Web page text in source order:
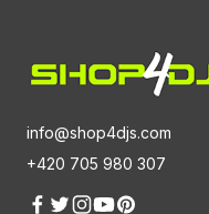
info@shop4djs.com
+420 705 980 307